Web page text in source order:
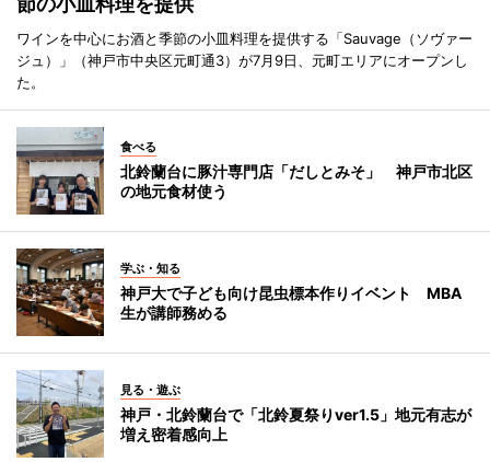
ワインを中心にお酒と季節の小皿料理を提供する「Sauvage（ソヴァー
ジュ）」（神戸市中央区元町通3）が7月9日、元町エリアにオープンし
た。
食べる
北鈴蘭台に豚汁専門店「だしとみそ」 神戸市北区
の地元食材使う
学ぶ・知る
神戸大で子ども向け昆虫標本作りイベント MBA
生が講師務める
見る・遊ぶ
神戸・北鈴蘭台で「北鈴夏祭りver1.5」地元有志が
増え密着感向上